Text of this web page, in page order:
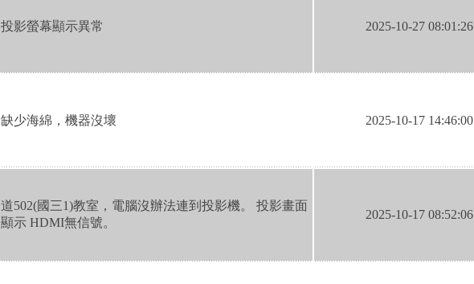
投影螢幕顯示異常 2025-10-27 08:01:26
缺少海綿，機器沒壞 2025-10-17 14:46:00
道502(國三1)教室，電腦沒辦法連到投影機。 投影畫面
顯示 HDMI無信號。
2025-10-17 08:52:06